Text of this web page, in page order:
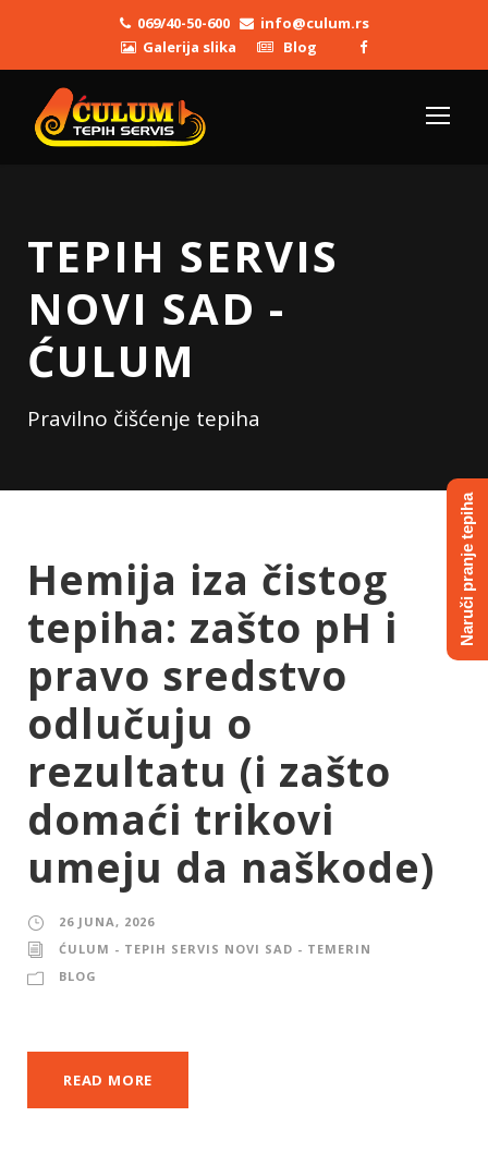
069/40-50-600
info@culum.rs
Galerija slika
Blog
TEPIH SERVIS
NOVI SAD -
ĆULUM
Pravilno čišćenje tepiha
Hemija iza čistog
tepiha: zašto pH i
pravo sredstvo
odlučuju o
rezultatu (i zašto
domaći trikovi
umeju da naškode)
26 JUNA, 2026
ĆULUM - TEPIH SERVIS NOVI SAD - TEMERIN
BLOG
READ MORE
Naruči pranje tepiha